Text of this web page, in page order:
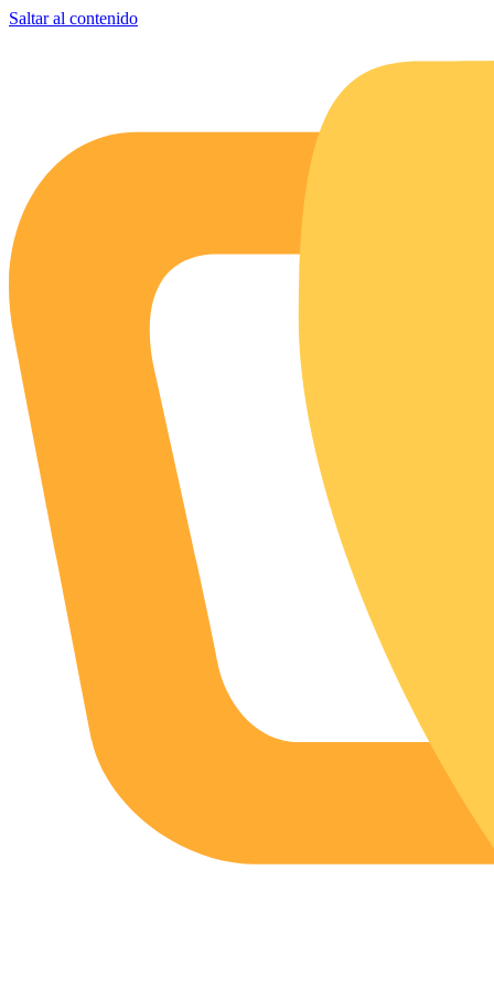
Saltar al contenido